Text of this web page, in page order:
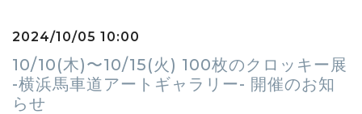
2024/10/05 10:00
10/10(木)〜10/15(火) 100枚のクロッキー展
-横浜馬車道アートギャラリー- 開催のお知
らせ